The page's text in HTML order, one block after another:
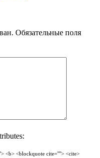
Обязательные поля
<b> <blockquote cite=""> <cite>